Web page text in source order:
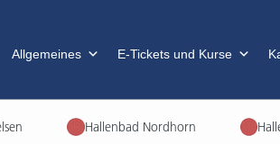
Allgemeines E-Tickets und Kurse
Hallenbad Nordhorn